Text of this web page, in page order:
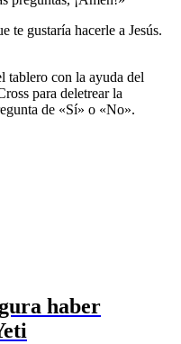
te gustaría hacerle a Jesús.
tablero con la ayuda del
para deletrear la
de «Sí» o «No».
haber